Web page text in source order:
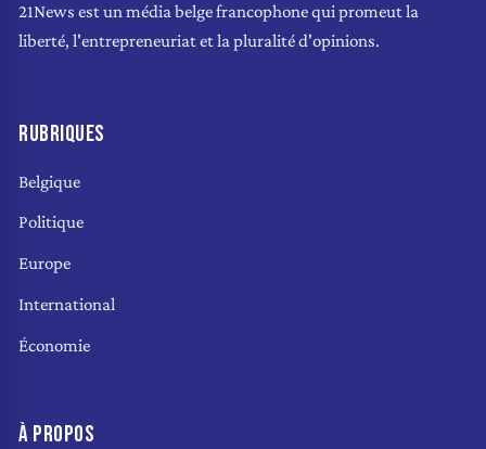
21News est un média belge francophone qui promeut la
liberté, l'entrepreneuriat et la pluralité d'opinions.
RUBRIQUES
Belgique
Politique
Europe
International
Économie
À PROPOS